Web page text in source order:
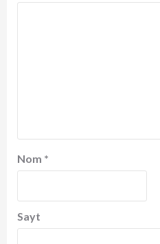
Nom *
Sayt